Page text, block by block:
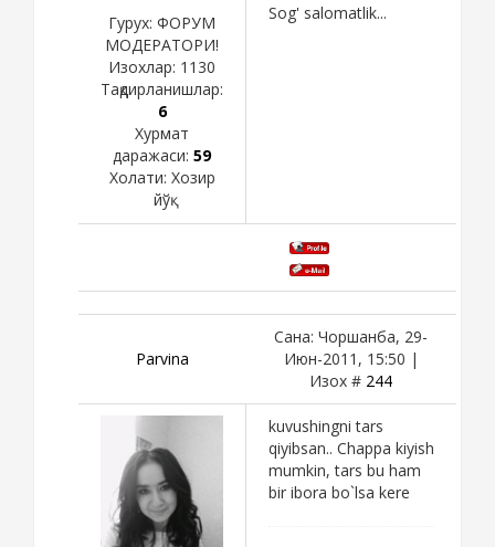
Гурух: ФОРУМ
МОДЕРАТОРИ!
Изохлар: 1130
Тақдирланишлар:
6
Хурмат
даражаси: 59
Холати: Хозир
йўқ
Sog' salomatlik...
Parvina
Сана: Чоршанба, 29-
Июн-2011, 15:50 |
Изох # 244
kuvushingni tars
qiyibsan.. Chappa kiyish
mumkin, tars bu ham
bir ibora bo`lsa kere